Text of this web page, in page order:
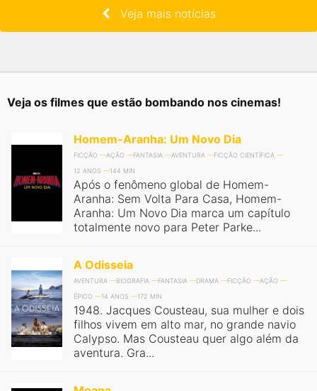
Veja mais notícias
Veja os filmes que estão bombando nos cinemas!
Homem-Aranha: Um Novo Dia
FICÇÃO AÇÃO FANTASIA AVENTURA
FICÇÃO CIENTÍFICA
12 ANOS
144 MIN
Após o fenômeno global de Homem-
Aranha: Sem Volta Para Casa, Homem-
Aranha: Um Novo Dia marca um capítulo
totalmente novo para Peter Parke...
A Odisseia
AVENTURA BIOGRAFIA FANTASIA DRAMA FICÇÃO
AÇÃO
ÉPICO
14 ANOS 172 MIN
1948. Jacques Cousteau, sua mulher e dois
filhos vivem em alto mar, no grande navio
Calypso. Mas Cousteau quer algo além da
aventura. Gra...